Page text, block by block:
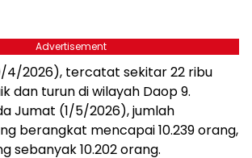
Advertisement
4/2026), tercatat sekitar 22 ribu
dan turun di wilayah Daop 9.
Jumat (1/5/2026), jumlah
berangkat mencapai 10.239 orang,
sebanyak 10.202 orang.